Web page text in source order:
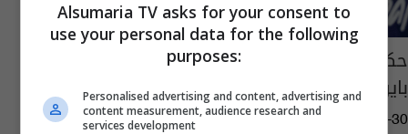
حكيمي يوجه رسالة بعد تأكد غيابه عن مواجهة
بايرن ميونخ
15:05 | 2026-04-30
Alsumaria TV asks for your consent to
use your personal data for the following
purposes:
Personalised advertising and content, advertising and
content measurement, audience research and
services development